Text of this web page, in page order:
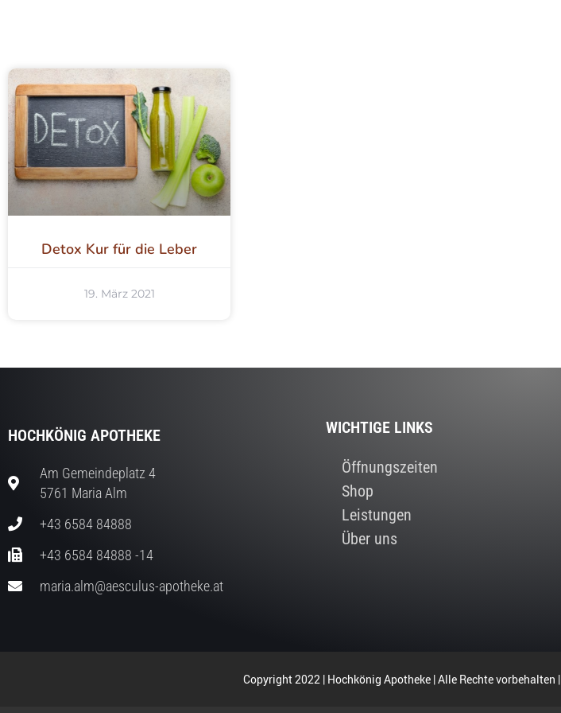
Detox Kur für die Leber
19. März 2021
HOCHKÖNIG APOTHEKE
Am Gemeindeplatz 4
5761 Maria Alm
+43 6584 84888
+43 6584 84888 -14
maria.alm@aesculus-apotheke.at
WICHTIGE LINKS
Öffnungszeiten
Shop
Leistungen
Über uns
Copyright 2022 | Hochkönig Apotheke | Alle Rechte vorbehalten |